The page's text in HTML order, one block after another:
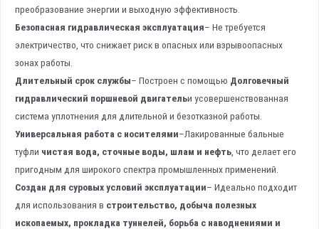
преобразование энергии и выходную эффективность.
Безопасная гидравлическая эксплуатация– Не требуется
электричество, что снижает риск в опасных или взрывоопасных
зонах работы.
Длительный срок службы– Построен с помощью Долговечный
гидравлический поршневой двигательи усовершенствованная
система уплотнения для длительной и безотказной работы.
Универсальная работа с носителями–Лакированные бальные
туфли чистая вода, сточные воды, шлам и нефть , что делает его
пригодным для широкого спектра промышленных применений.
Создан для суровых условий эксплуатации– Идеально подходит
для использования в строительство, добыча полезных
ископаемых, прокладка туннелей, борьба с наводнениями и